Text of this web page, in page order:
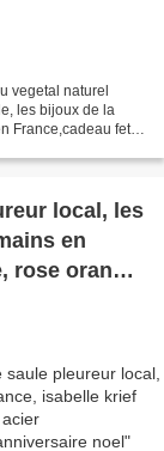
vegetal naturel
les bijoux de la
France,cadeau fete
local, les
en
rose orange
noel